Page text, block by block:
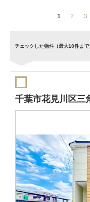
1 2 3
チェックした物件（最大10件まで
千葉市花見川区